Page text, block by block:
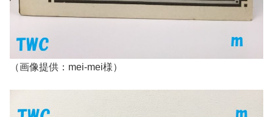
（画像提供：mei-mei様）